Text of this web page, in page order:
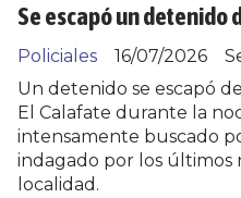
Se escapó un detenido
Policiales
16/07/2026
Un detenido se escapó
El Calafate durante la
intensamente buscado
indagado por los últimos
localidad.